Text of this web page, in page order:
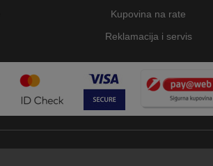
Kupovina na rate
Reklamacija i servis